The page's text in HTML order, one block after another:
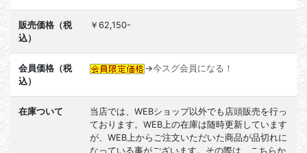
販売価格（税
込）
￥62,150-
会員価格（税
込）
→今スグ会員になる！
在庫ついて
当店では、WEBショップ以外でも店頭販売を行っ
ております。WEB上の在庫は随時更新しています
が、WEB上からご注文いただいた商品が品切れに
なっている事がございます。その際は、こちらか